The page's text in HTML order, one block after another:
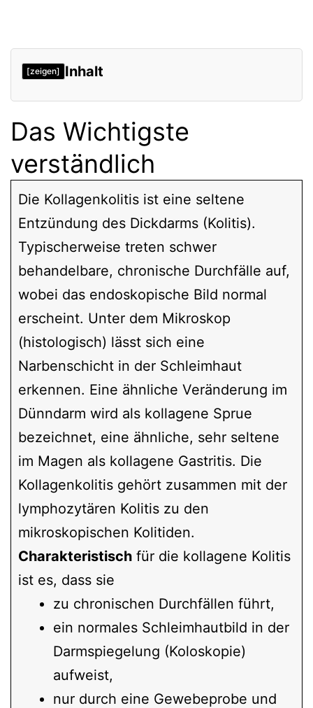
[zeigen] Inhalt
Das Wichtigste
verständlich
Die Kollagenkolitis ist eine seltene
Entzündung des Dickdarms (Kolitis).
Typischerweise treten schwer
behandelbare, chronische Durchfälle auf,
wobei das endoskopische Bild normal
erscheint. Unter dem Mikroskop
(histologisch) lässt sich eine
Narbenschicht in der Schleimhaut
erkennen. Eine ähnliche Veränderung im
Dünndarm wird als kollagene Sprue
bezeichnet, eine ähnliche, sehr seltene
im Magen als kollagene Gastritis. Die
Kollagenkolitis gehört zusammen mit der
lymphozytären Kolitis zu den
mikroskopischen Kolitiden.
Charakteristisch für die kollagene Kolitis
ist es, dass sie
zu chronischen Durchfällen führt,
ein normales Schleimhautbild in der
Darmspiegelung (Koloskopie)
aufweist,
nur durch eine Gewebeprobe und